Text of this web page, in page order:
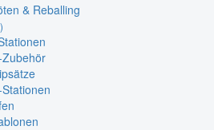
& Reballing